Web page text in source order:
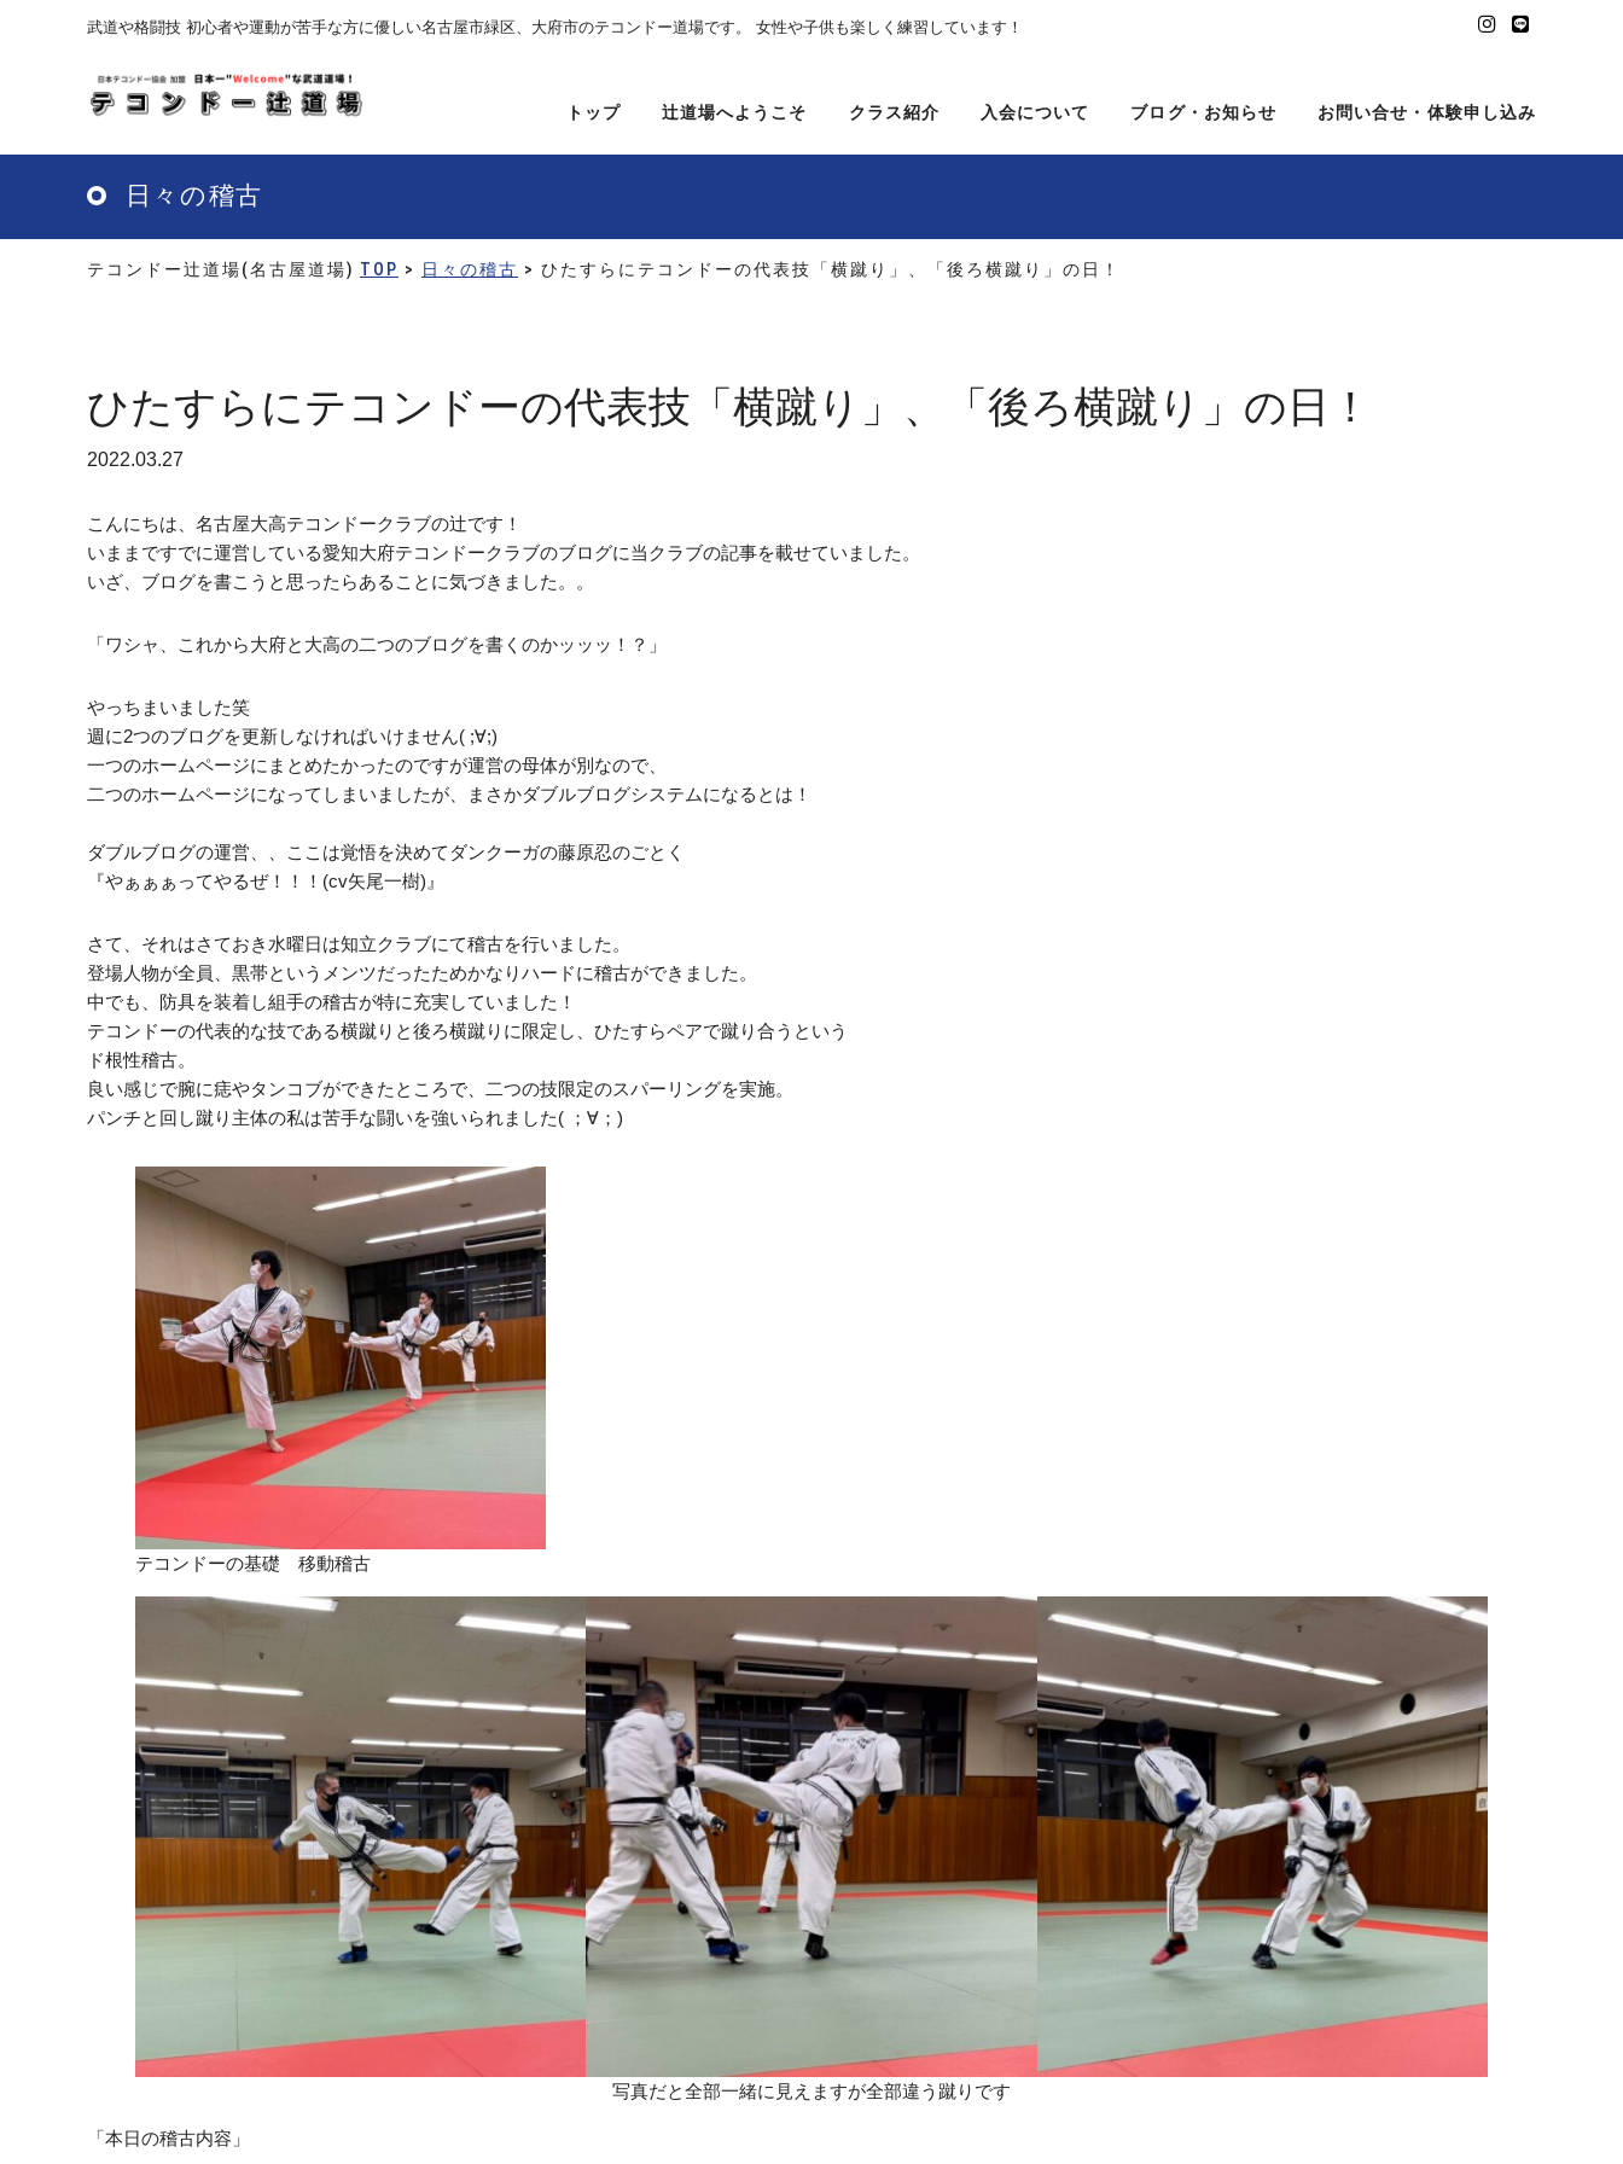
武道や格闘技 初心者や運動が苦手な方に優しい名古屋市緑区、大府市のテコンドー道場です。 女性や子供も楽しく練習しています！
トップ 辻道場へようこそ クラス紹介 入会について ブログ・お知らせ お問い合せ・体験申し込み
日々の稽古
テコンドー辻道場(名古屋道場) TOP > 日々の稽古 > ひたすらにテコンドーの代表技「横蹴り」、「後ろ横蹴り」の日！
ひたすらにテコンドーの代表技「横蹴り」、「後ろ横蹴り」の日！
2022.03.27
こんにちは、名古屋大高テコンドークラブの辻です！
いままですでに運営している愛知大府テコンドークラブのブログに当クラブの記事を載せていました。
いざ、ブログを書こうと思ったらあることに気づきました。。
「ワシャ、これから大府と大高の二つのブログを書くのかッッッ！？」
やっちまいました笑
週に2つのブログを更新しなければいけません( ;∀;)
一つのホームページにまとめたかったのですが運営の母体が別なので、
二つのホームページになってしまいましたが、まさかダブルブログシステムになるとは！
ダブルブログの運営、、ここは覚悟を決めてダンクーガの藤原忍のごとく
『やぁぁぁってやるぜ！！！(cv矢尾一樹)』
さて、それはさておき水曜日は知立クラブにて稽古を行いました。
登場人物が全員、黒帯というメンツだったためかなりハードに稽古ができました。
中でも、防具を装着し組手の稽古が特に充実していました！
テコンドーの代表的な技である横蹴りと後ろ横蹴りに限定し、ひたすらペアで蹴り合うという
ド根性稽古。
良い感じで腕に痣やタンコブができたところで、二つの技限定のスパーリングを実施。
パンチと回し蹴り主体の私は苦手な闘いを強いられました( ；∀；)
テコンドーの基礎 移動稽古
写真だと全部一緒に見えますが全部違う蹴りです
「本日の稽古内容」